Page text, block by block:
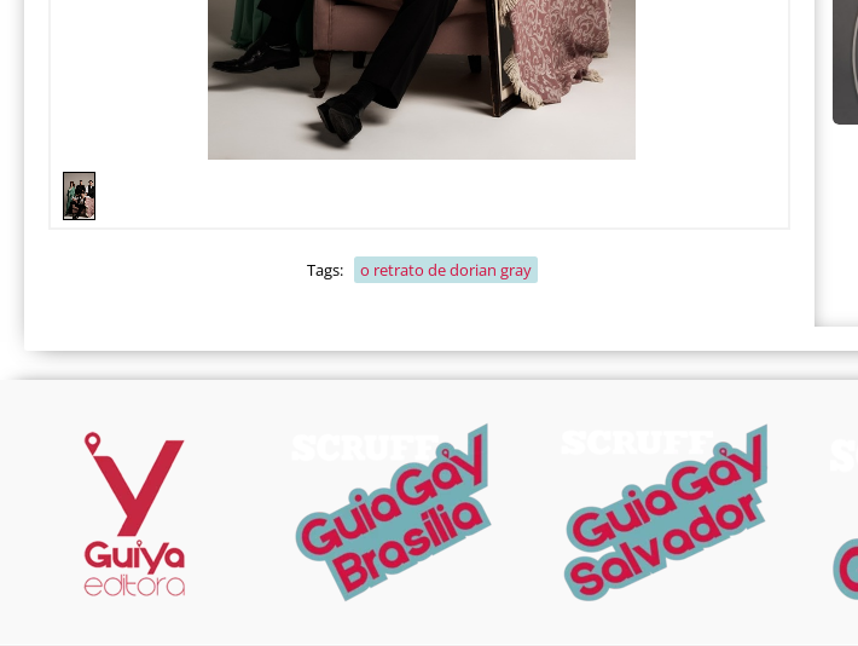
Tags: o retrato de dorian gray